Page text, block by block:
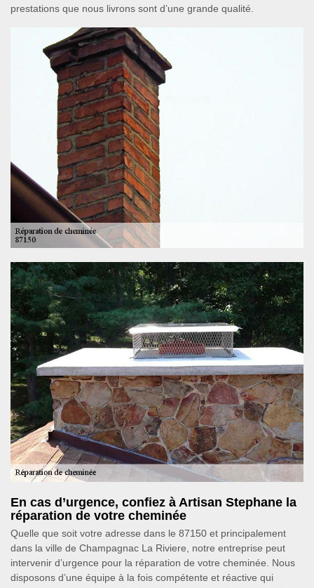
prestations que nous livrons sont d’une grande qualité.
En cas d’urgence, confiez à Artisan Stephane la
réparation de votre cheminée
Quelle que soit votre adresse dans le 87150 et principalement
dans la ville de Champagnac La Riviere, notre entreprise peut
intervenir d’urgence pour la réparation de votre cheminée. Nous
disposons d’une équipe à la fois compétente et réactive qui